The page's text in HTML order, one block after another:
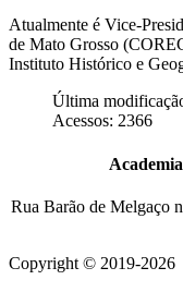
Atualmente é Vice-
de Mato Grosso
Instituto Histórico e
Última
Acessos: 2366
Rua Barão de Melgaço
Copyright © 2019-2026